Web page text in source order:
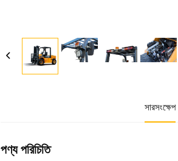
সারসংক্ষেপ
পণ্য পরিচিতি